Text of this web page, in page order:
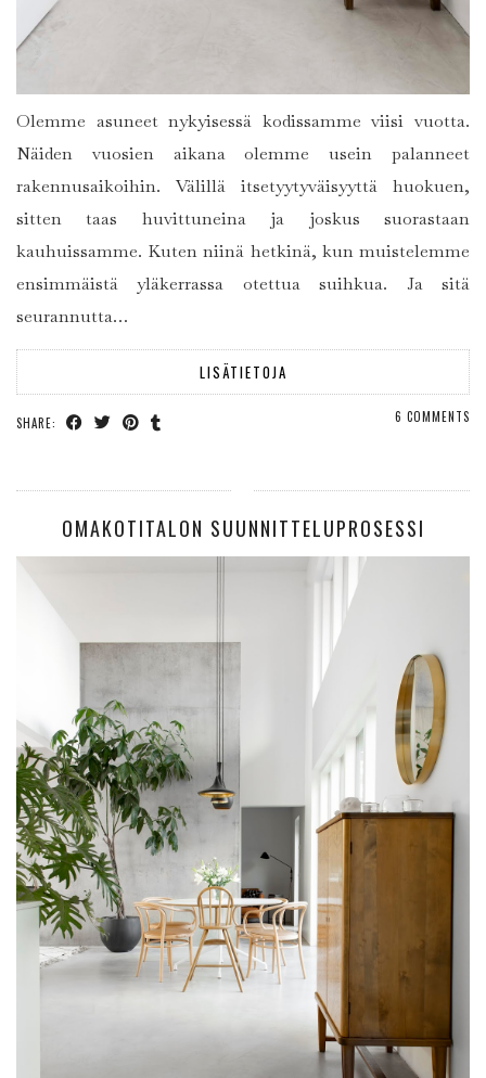
Olemme asuneet nykyisessä kodissamme viisi vuotta.
Näiden vuosien aikana olemme usein palanneet
rakennusaikoihin. Välillä itsetyytyväisyyttä huokuen,
sitten taas huvittuneina ja joskus suorastaan
kauhuissamme. Kuten niinä hetkinä, kun muistelemme
ensimmäistä yläkerrassa otettua suihkua. Ja sitä
seurannutta…
LISÄTIETOJA
SHARE: 6 COMMENTS
OMAKOTITALON SUUNNITTELUPROSESSI